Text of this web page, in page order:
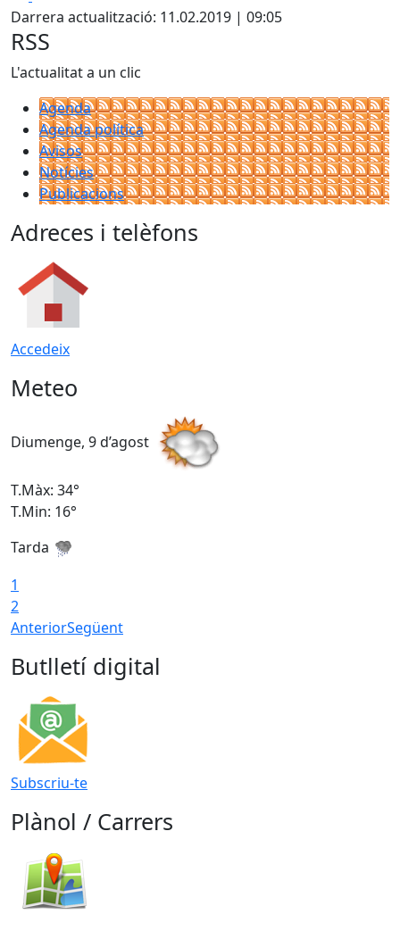
Darrera actualització: 11.02.2019 | 09:05
RSS
L'actualitat a un clic
Agenda
Agenda política
Avisos
Notícies
Publicacions
Adreces i telèfons
Accedeix
Meteo
Diumenge, 9 d’agost
T.Màx: 34°
T.Min: 16°
Tarda
1
2
AnteriorSegüent
Butlletí digital
Subscriu-te
Plànol / Carrers